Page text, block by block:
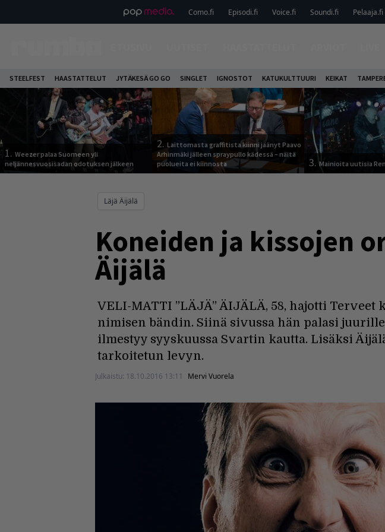
Como.fi Episodi.fi Voice.fi Soundi.fi Pelaaja.fi
STEELFEST HAASTATTELUT JYTÄKESÄ GO GO SINGLET IGNOSTOT KATUKULTTUURI KEIKAT
1. Weezer palaa Suomeen yli
neljännesvuosisadan odotuksen jälkeen
2. Laittomasta graffitista kiinni jäänyt Paavo
Arhinmäki jälleen spraypullo kädessä – näitä
puolueita ei kiinnosta
3.Mainioita uutisia
Läjä Äijälä
Koneiden ja kissojen
Äijälä
VELI-MATTI ”LÄJÄ” ÄIJÄLÄ, 58, hajotti
nimisen bändin. Siinä sivussa hän palasi
ilmestyy syyskuussa Svartin kautta. Lisäksi
tarkoitetun levyn.
Julkaistu: 18.10.2016 13:11 Mervi Vuorela